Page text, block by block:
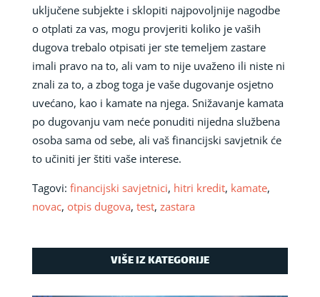
uključene subjekte i sklopiti najpovoljnije nagodbe
o otplati za vas, mogu provjeriti koliko je vaših
dugova trebalo otpisati jer ste temeljem zastare
imali pravo na to, ali vam to nije uvaženo ili niste ni
znali za to, a zbog toga je vaše dugovanje osjetno
uvećano, kao i kamate na njega. Snižavanje kamata
po dugovanju vam neće ponuditi nijedna službena
osoba sama od sebe, ali vaš financijski savjetnik će
to učiniti jer štiti vaše interese.
Tagovi: financijski savjetnici, hitri kredit, kamate,
novac, otpis dugova, test, zastara
VIŠE IZ KATEGORIJE